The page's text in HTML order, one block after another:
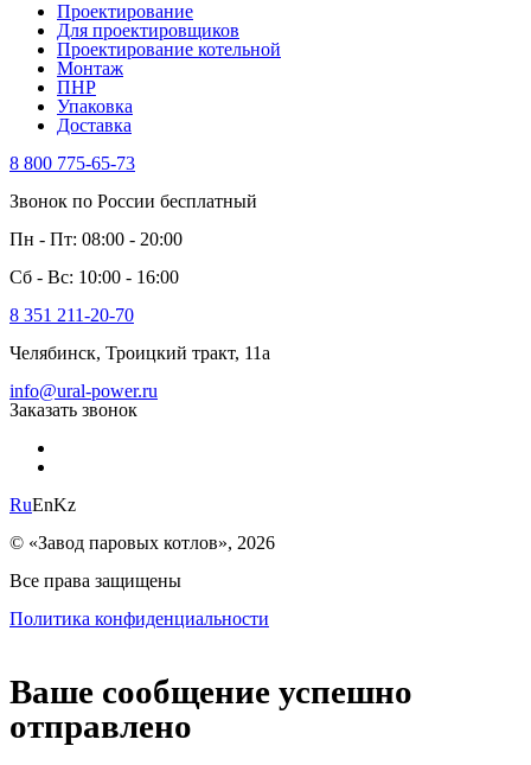
Проектирование
Для проектировщиков
Проектирование котельной
Монтаж
ПНР
Упаковка
Доставка
8 800 775-65-73
Звонок по России бесплатный
Пн - Пт: 08:00 - 20:00
Сб - Вс: 10:00 - 16:00
8 351 211-20-70
Челябинск, Троицкий тракт, 11а
info@ural-power.ru
Заказать звонок
RuEnKz
© «Завод паровых котлов», 2026
Все права защищены
Политика конфиденциальности
Ваше сообщение успешно
отправлено